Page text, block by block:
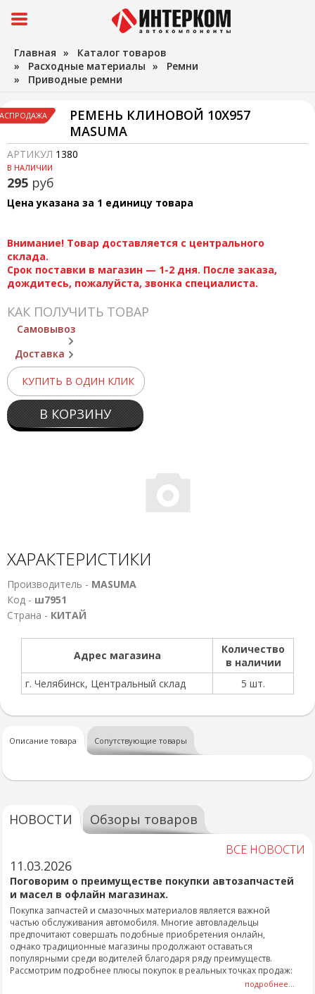
Главная » Каталог товаров
» Расходные материалы » Ремни
» Приводные ремни
РЕМЕНЬ КЛИНОВОЙ 10X957
MASUMA
АРТИКУЛ 1380
В НАЛИЧИИ
295 руб
Цена указана за 1 единицу товара
Внимание! Товар доставляется с центрального
склада.
Срок поставки в магазин — 1-2 дня. После заказа,
дождитесь, пожалуйста, звонка специалиста.
КАК ПОЛУЧИТЬ ТОВАР
Самовывоз
Доставка
КУПИТЬ В ОДИН КЛИК
В КОРЗИНУ
ХАРАКТЕРИСТИКИ
Производитель - MASUMA
Код - ш7951
Страна - КИТАЙ
Адрес магазина
Количество
в наличии
г. Челябинск, Центральный склад
5 шт.
Описание товара Сопутствующие товары
НОВОСТИ Обзоры товаров
ВСЕ НОВОСТИ
11.03.2026
Поговорим о преимуществе покупки автозапчастей
и масел в офлайн магазинах.
Покупка запчастей и смазочных материалов является важной
частью обслуживания автомобиля. Многие автовладельцы
предпочитают совершать подобные приобретения онлайн,
однако традиционные магазины продолжают оставаться
популярными среди водителей благодаря ряду преимуществ.
Рассмотрим подробнее плюсы покупок в реальных точках продаж:
подробнее...